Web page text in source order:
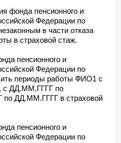
фонда пенсионного и
Федерации по
в части отказа
в страховой стаж.
пенсионного и
Федерации по
периоды работы ФИО1 с
ДД.ММ.ГГГГ по
ДД.ММ.ГГГГ в страховой
пенсионного и
Федерации по